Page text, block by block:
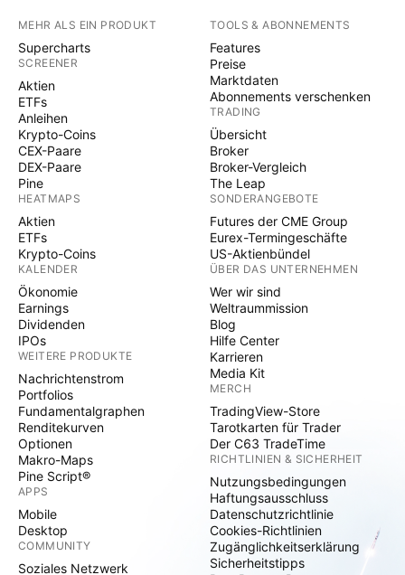
MEHR ALS EIN PRODUKT
Supercharts
SCREENER
Aktien
ETFs
Anleihen
Krypto-Coins
CEX-Paare
DEX-Paare
Pine
HEATMAPS
Aktien
ETFs
Krypto-Coins
KALENDER
Ökonomie
Earnings
Dividenden
IPOs
WEITERE PRODUKTE
Nachrichtenstrom
Portfolios
Fundamentalgraphen
Renditekurven
Optionen
Makro-Maps
Pine Script®
APPS
Mobile
Desktop
COMMUNITY
Soziales Netzwerk
TOOLS & ABONNEMENTS
Features
Preise
Marktdaten
Abonnements verschenken
TRADING
Übersicht
Broker
Broker-Vergleich
The Leap
SONDERANGEBOTE
Futures der CME Group
Eurex-Termingeschäfte
US-Aktienbündel
ÜBER DAS UNTERNEHMEN
Wer wir sind
Weltraummission
Blog
Hilfe Center
Karrieren
Media Kit
MERCH
TradingView-Store
Tarotkarten für Trader
Der C63 TradeTime
RICHTLINIEN & SICHERHEIT
Nutzungsbedingungen
Haftungsausschluss
Datenschutzrichtlinie
Cookies-Richtlinien
Zugänglichkeitserklärung
Sicherheitstipps